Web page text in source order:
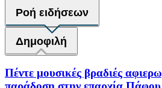
Ροή ειδήσεων
Δημοφιλή
Πέντε μουσικές βραδιές